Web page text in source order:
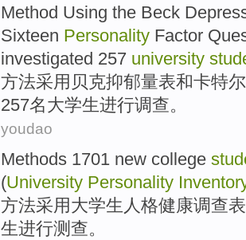
Method Using the Beck
Sixteen Personality Factor
investigated 257 university
方法采用 贝克抑郁量表和卡特
257名大学生进行调查。
youdao
Methods 1701 new college
(University Personality
方法采用 大学生 人格健康调查表
生进行测查。